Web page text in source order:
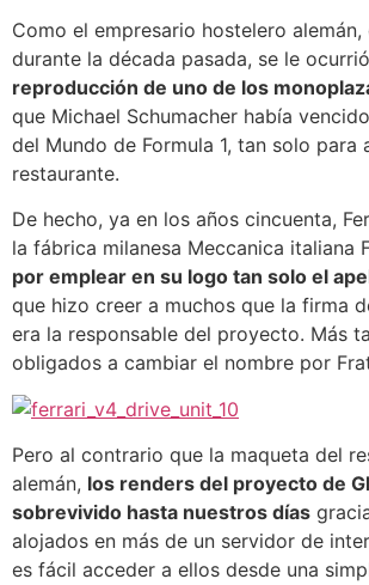
Como el empresario hostelero
durante la década pasada, se le ocurrió
reproducción de uno de los
que Michael Schumacher había
del Mundo de Formula 1, tan solo para
restaurante.
De hecho, ya en los años cincuenta,
la fábrica milanesa Meccanica italiana
por emplear en su logo tan solo el
que hizo creer a muchos que la firma
era la responsable del proyecto. Más
obligados a cambiar el nombre por
Pero al contrario que la maqueta del
alemán, los renders del proyecto de
sobrevivido hasta nuestros días
alojados en más de un servidor de
es fácil acceder a ellos desde una